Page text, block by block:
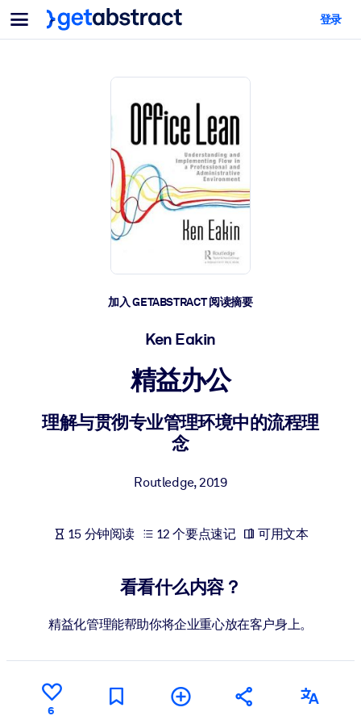
菜单
面向团队与管理者
为您的员工配备关键的人工智能技能。
帮助您的管理者为未来的工作时代做好准备。
让团队更轻松地共同学习、解决实际问题并更快采取行动。
技能提升与重塑
培养您的员工应对未来挑战所需的技能。
将简短且经过验证的知识引入您的 LMS/LXP，以获得更强的学习效
面向人工智能系统
面向人工智能系统
登录
加入 GETABSTRACT 阅读摘要
Ken Eakin
精益办公
理解与贯彻专业管理环境中的流程理
念
Routledge,2019
15 分钟阅读 12 个要点速记 可用文本
看看什么内容？
精益化管理能帮助你将企业重心放在客户身上。
6